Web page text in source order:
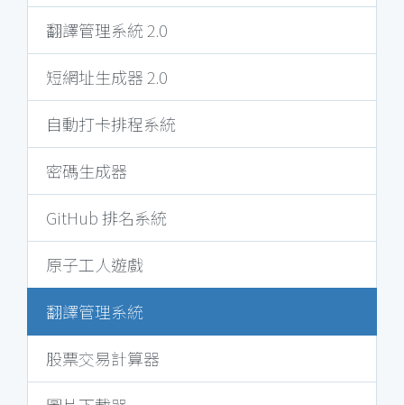
翻譯管理系統 2.0
短網址生成器 2.0
自動打卡排程系統
密碼生成器
GitHub 排名系統
原子工人遊戲
翻譯管理系統
股票交易計算器